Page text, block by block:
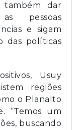
também dar
pessoas
e sigam
das políticas
Usuy
regiões
o Planalto
“Temos um
buscando